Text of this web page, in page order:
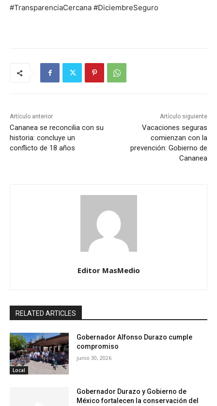
#TransparenciaCercana #DiciembreSeguro
Artículo anterior
Cananea se reconcilia con su
historia: concluye un
conflicto de 18 años
Artículo siguiente
Vacaciones seguras
comienzan con la
prevención: Gobierno de
Cananea
Editor MasMedio
RELATED ARTICLES
Local
Gobernador Alfonso Durazo cumple
compromiso
junio 30, 2026
Gobernador Durazo y Gobierno de
México fortalecen la conservación del